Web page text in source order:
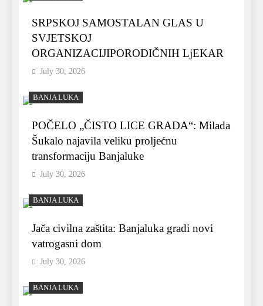
SRPSKOJ SAMOSTALAN GLAS U
SVJETSKOJ
ORGANIZACIJIPORODIČNIH LjEKAR
July 30, 2026
BANJA LUKA
POČELO „ČISTO LICE GRADA“: Milada
Šukalo najavila veliku proljećnu
transformaciju Banjaluke
July 30, 2026
BANJA LUKA
Jača civilna zaštita: Banjaluka gradi novi
vatrogasni dom
July 30, 2026
BANJA LUKA